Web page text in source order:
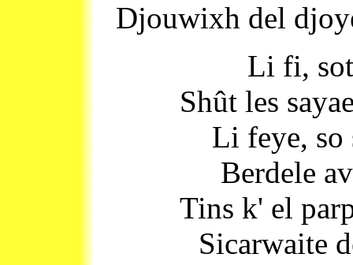
Djouwixh del
Li fi,
Shût les
Li feye,
Berdele
Tins k' el
Sicarwaite